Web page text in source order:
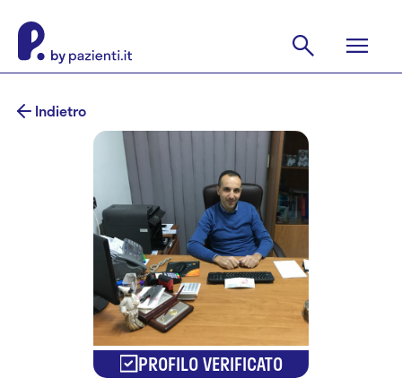
Indietro
PROFILO VERIFICATO